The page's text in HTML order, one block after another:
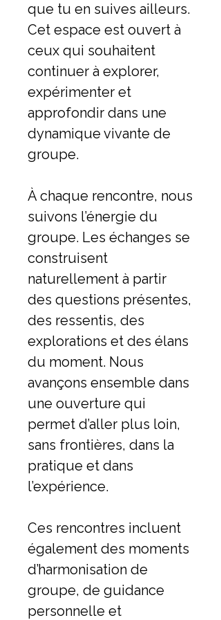
que tu en suives ailleurs.
Cet espace est ouvert à
ceux qui souhaitent
continuer à explorer,
expérimenter et
approfondir dans une
dynamique vivante de
groupe.
À chaque rencontre, nous
suivons l’énergie du
groupe. Les échanges se
construisent
naturellement à partir
des questions présentes,
des ressentis, des
explorations et des élans
du moment. Nous
avançons ensemble dans
une ouverture qui
permet d’aller plus loin,
sans frontières, dans la
pratique et dans
l’expérience.
Ces rencontres incluent
également des moments
d’harmonisation de
groupe, de guidance
personnelle et